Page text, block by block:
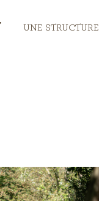
UNE STRUCTURE